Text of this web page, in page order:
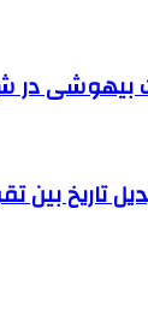
بیهوشی در
تاریخ